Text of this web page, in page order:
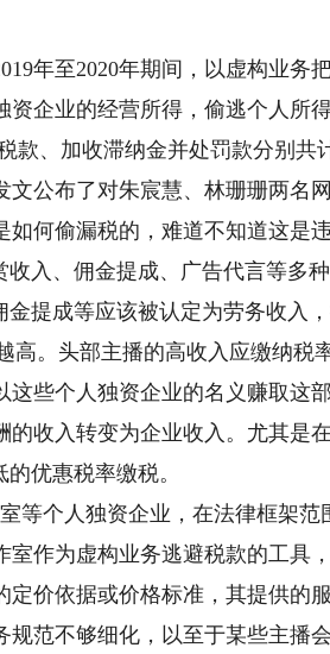
年至2020年期间，以虚构业务
企业的经营所得，偷逃个人所
款、加收滞纳金并处罚款分别共
公布了对朱宸慧、林珊珊两名
何偷漏税的，难道不知道这是
入、佣金提成、广告代言等多
提成等应该被认定为劳务收入
高。头部主播的高收入应缴纳税
些个人独资企业的名义赚取这
收入转变为企业收入。尤其是
优惠税率缴税。
个人独资企业，在法律框架范
作为虚构业务逃避税款的工具
价依据或价格标准，其提供的
范不够细化，以至于某些主播